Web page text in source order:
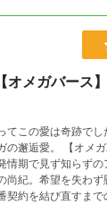
メガバース】
てこの愛は奇跡で
の邂逅愛。 【オメガ
情期で見ず知らず
尚紀。希望を失わ
契約を結び直すま